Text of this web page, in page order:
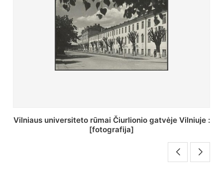
St. Batoro universiteto J. Pilsudskio kolegija :
[fotografija]